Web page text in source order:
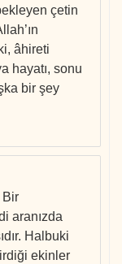
çetin
âhireti
hayatı, sonu
bir şey
Bir
aranızda
Halbuki
ekinler